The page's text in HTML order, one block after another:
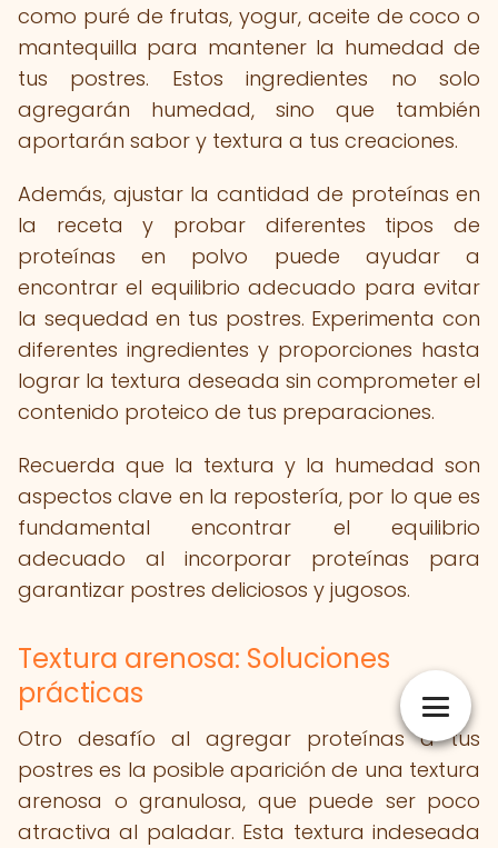
como puré de frutas, yogur, aceite de coco o
mantequilla para mantener la humedad de
tus postres. Estos ingredientes no solo
agregarán humedad, sino que también
aportarán sabor y textura a tus creaciones.
Además, ajustar la cantidad de proteínas en
la receta y probar diferentes tipos de
proteínas en polvo puede ayudar a
encontrar el equilibrio adecuado para evitar
la sequedad en tus postres. Experimenta con
diferentes ingredientes y proporciones hasta
lograr la textura deseada sin comprometer el
contenido proteico de tus preparaciones.
Recuerda que la textura y la humedad son
aspectos clave en la repostería, por lo que es
fundamental encontrar el equilibrio
adecuado al incorporar proteínas para
garantizar postres deliciosos y jugosos.
Textura arenosa: Soluciones
prácticas
Otro desafío al agregar proteínas a tus
postres es la posible aparición de una textura
arenosa o granulosa, que puede ser poco
atractiva al paladar. Esta textura indeseada